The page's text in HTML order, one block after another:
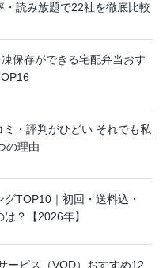
・読み放題で22社を徹底比較
凍保存ができる宅配弁当おす
・評判がひどい それでも私
の理由
TOP10｜初回・送料込・
？【2026年】
ービス（VOD）おすすめ12